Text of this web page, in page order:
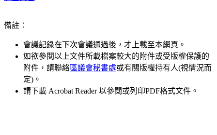
備註：
會議記錄在下次會議通過後，才上載至本網頁。
如欲參閱以上文件所載檔案較大的附件或受版權保護的
附件，請聯絡區議會秘書處或有關版權持有人(視情況而
定)。
請下載 Acrobat Reader 以參閱或列印PDF格式文件。